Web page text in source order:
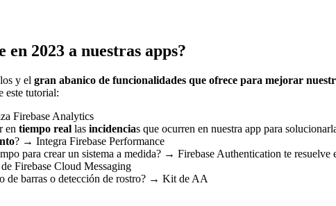
en 2023 a nuestras apps?
y el gran abanico de funcionalidades que ofrece para mejorar
este tutorial:
Firebase Analytics
en tiempo real las incidencias que ocurren en nuestra app para
? → Integra Firebase Performance
para crear un sistema a medida? → Firebase Authentication te resuelve
Firebase Cloud Messaging
de barras o detección de rostro? → Kit de AA